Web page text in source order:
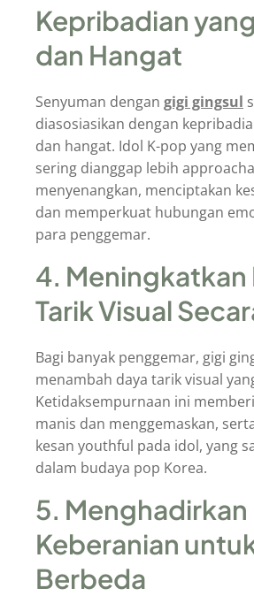
Kepribadian
dan Hangat
Senyuman dengan gigi gingsul
diasosiasikan dengan
dan hangat. Idol K-pop yang
sering dianggap lebih
menyenangkan, menciptakan
dan memperkuat hubungan
para penggemar.
4. Meningkatkan
Tarik Visual
Bagi banyak penggemar, gigi
menambah daya tarik visual
Ketidaksempurnaan ini
manis dan menggemaskan,
kesan youthful pada idol, yang
dalam budaya pop Korea.
5. Menghadirkan
Keberanian
Berbeda